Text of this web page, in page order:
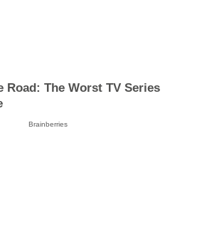
Road: The Worst TV Series
Brainberries